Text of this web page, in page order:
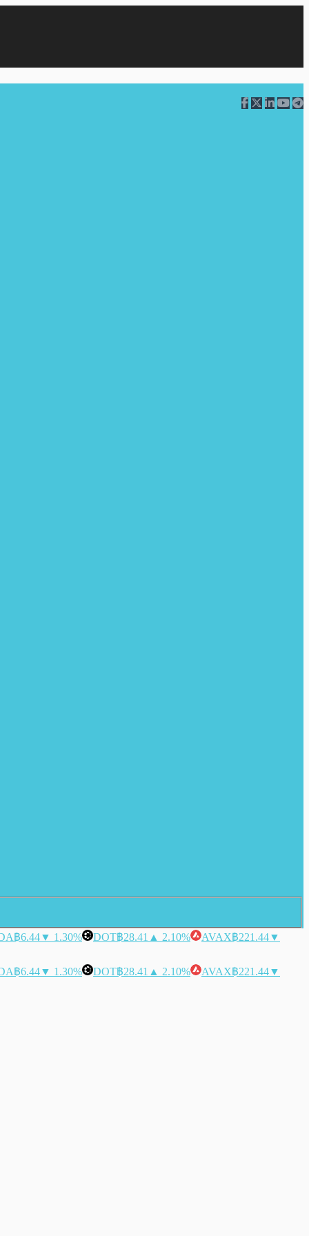
฿6.44▼ 1.30% DOT฿28.41 ▲ 2.10% AVAX฿221.44▼
฿6.44▼ 1.30% DOT฿28.41 ▲ 2.10% AVAX฿221.44▼